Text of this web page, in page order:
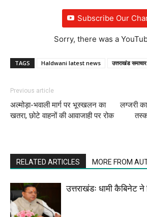
Subscribe Our
Sorry, there was a
TAGS Haldwani latest news उत्तराखंड समाचार
Previous article
अल्मोड़ा-भवाली मार्ग पर भूस्खलन का
खतरा, छोटे वाहनों की आवाजाही पर रोक
लग्जरी
RELATED ARTICLES MORE FROM
उत्तराखंडः धामी कैबिनेट ने